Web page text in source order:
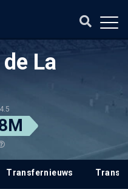
La
Transfernieuws